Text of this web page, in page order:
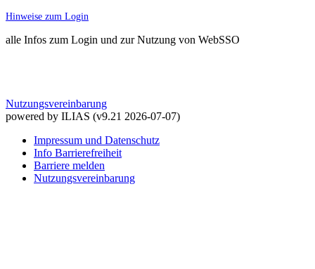
Hinweise zum Login
alle Infos zum Login und zur Nutzung von WebSSO
Nutzungsvereinbarung
powered by ILIAS (v9.21 2026-07-07)
Impressum und Datenschutz
Info Barrierefreiheit
Barriere melden
Nutzungsvereinbarung